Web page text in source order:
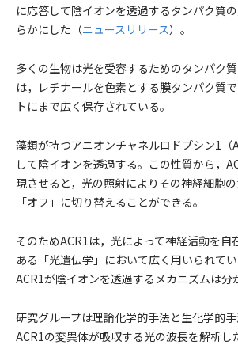
に応答して陰イオンを透過するタンパク質
らかにした（ニュースリリース）。
多くの生物は光を受容するためのタンパク
は，レチナールを色素とする膜タンパク質
トにまで広く保存されている。
藻類が持つアニオンチャネルロドプシン1（
して陰イオンを透過する。この性質から，
現させると，光の照射によりその神経細胞
「オフ」に切り替えることができる。
そのためACR1は，光によって神経活動を自
ある「光遺伝学」において広く用いられてい
ACR1が陰イオンを透過するメカニズムは分
研究グループは理論化学的手法と生化学的手
ACR1の変異体が吸収する光の波長を解析し